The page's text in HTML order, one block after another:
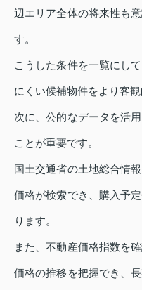
辺エリア全体の将来性も
す。
こうした条件を一覧にし
にくい候補物件をより客
次に、公的なデータを活
ことが重要です。
国土交通省の土地総合情
価格が検索でき、購入予
ります。
また、不動産価格指数を
価格の推移を把握でき、